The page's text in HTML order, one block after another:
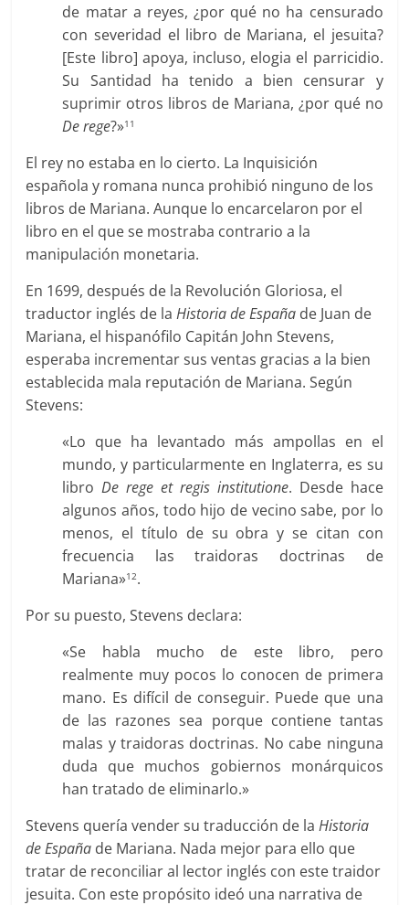
de matar a reyes, ¿por qué no ha censurado
con severidad el libro de Mariana, el jesuita?
[Este libro] apoya, incluso, elogia el parricidio.
Su Santidad ha tenido a bien censurar y
suprimir otros libros de Mariana, ¿por qué no
De rege?»11
El rey no estaba en lo cierto. La Inquisición
española y romana nunca prohibió ninguno de los
libros de Mariana. Aunque lo encarcelaron por el
libro en el que se mostraba contrario a la
manipulación monetaria.
En 1699, después de la Revolución Gloriosa, el
traductor inglés de laHistoria de España de Juan de
Mariana, el hispanófilo Capitán John Stevens,
esperaba incrementar sus ventas gracias a la bien
establecida mala reputación de Mariana. Según
Stevens:
«Lo que ha levantado más ampollas en el
mundo, y particularmente en Inglaterra, es su
libroDe rege et regis institutione. Desde hace
algunos años, todo hijo de vecino sabe, por lo
menos, el título de su obra y se citan con
frecuencia las traidoras doctrinas de
Mariana»12.
Por su puesto, Stevens declara:
«Se habla mucho de este libro, pero
realmente muy pocos lo conocen de primera
mano. Es difícil de conseguir. Puede que una
de las razones sea porque contiene tantas
malas y traidoras doctrinas. No cabe ninguna
duda que muchos gobiernos monárquicos
han tratado de eliminarlo.»
Stevens quería vender su traducción de laHistoria
de España de Mariana. Nada mejor para ello que
tratar de reconciliar al lector inglés con este traidor
jesuita. Con este propósito ideó una narrativa de